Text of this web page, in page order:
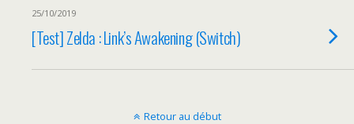
25/10/2019
[Test] Zelda : Link’s Awakening (Switch)
Retour au début